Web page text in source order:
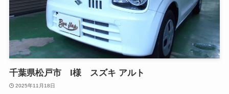
千葉県松戸市 I様 スズキ アルト
2025年11月18日